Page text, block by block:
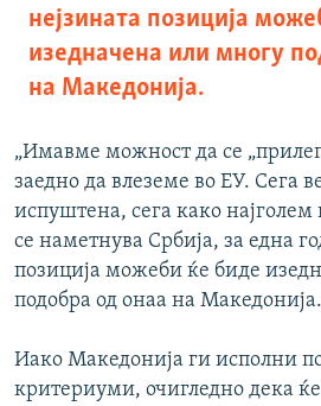
нејзината позиција
изедначена или многу
на Македонија.
„Имавме можност да се
заедно да влеземе во ЕУ. Сега
испуштена, сега како најголем
се наметнува Србија, за една
позиција можеби ќе биде
подобра од онаа на
Иако Македонија ги исполни
критериуми, очигледно дека